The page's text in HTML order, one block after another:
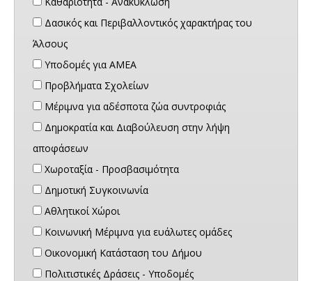
Δασικός και Περιβαλλοντικός χαρακτήρας του
Άλσους
Υποδομές για ΑΜΕΑ
Προβλήματα Σχολείων
Μέριμνα για αδέσποτα ζώα συντροφιάς
Δημοκρατία και Διαβούλευση στην λήψη
αποφάσεων
Χωροταξία - Προσβασιμότητα
Δημοτική Συγκοινωνία
Αθλητικοί Χώροι
Κοινωνική Μέριμνα για ευάλωτες ομάδες
Οικονομική Κατάσταση του Δήμου
Πολιτιστικές Δράσεις - Υποδομές